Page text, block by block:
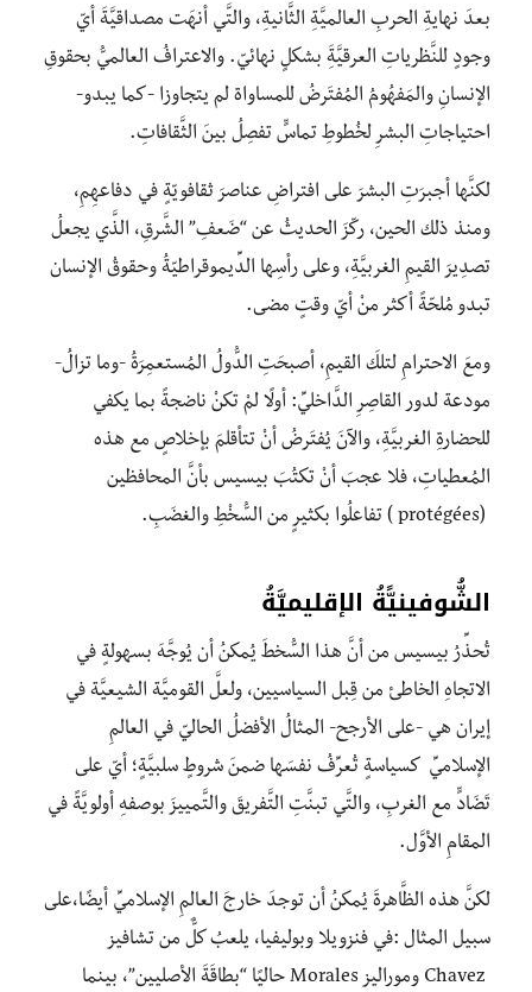
بعدَ نهايةِ الحربِ العالميَّةِ الثَّانيةِ، والتَّي أنهَت مصداقيَّةَ أيّ
وجودٍ للنَّظرياتِ العرقيَّةَِ بشكلٍ نهائيّ. والاعترافُ العالميُّ بحقوقِ
الإنسانِ والمَفهُومُ المُفتَرضُ للمساواة لم يتجاوزا -كما يبدو-
احتياجاتِ البشرِ لخُطوطِ تماسٍّ تفصِلُ بينَ الثَّقافاتِ.
لكنَّها أجبرَتِ البشرَ على افتراضِ عناصرَ ثقافويّةٍ في دفاعهِمِ،
ومنذ ذلك الحين، ركّزَ الحديثُ عن “ضَعفِ” الشَّرقِ، الذَّي يجعلُ
تصدِيرَ القيمِ الغربيَّةِ، وعلى رأسِها الدِّيموقراطيّةُ وحقوقُ الإنسان
تبدو مُلحّةً أكثر منْ أيّ وقتٍ مضى.
ومعَ الاحترامِ لتلكَ القيمِ، أصبحَتِ الدُّولُ المُستعمِرَةُ -وما تزالُ-
مودعة لدور القاصِرِ الدَّاخليِّ: أولًا لمْ تكنْ ناضجةً بما يكفي
للحضارةِ الغربيَّةِ، والآنَ يُفتَرضُ أنْ تتأقلمَ بإخلاصٍ مع هذه
المُعطياتِ، فلا عجبَ أنْ تكتُبَ بيسيس بأنَّ المحافظين
(protégées ) تفاعلُوا بكثيرٍ من السُّخْطِ والغضَبِ.
الشُّوفينيًّةُ الإقليميَّةُ
تُحذِّرُ بيسيس من أنَّ هذا السُّخطَ يُمكنُ أن يُوجَّهَ بسهولةٍ في
الاتجاهِ الخاطئ من قِبل السياسيين، ولعلَّ القوميَّة الشيعيَّة في
إيران هي -على الأرجح- المثالُ الأفضلُ الحاليّ في العالمِ
الإسلاميِّ كسياسةٍ تُعرِّفُ نفسَها ضمنَ شروطٍ سلبيَّةٍ؛ أيّ على
تَضَادٍّ مع الغربِ، والتَّي تبنَّتِ التَّفريقَ والتَّمييزَ بوصفهِ أولويَّةً في
المقامِ الأوَّل.
لكنَّ هذه الظَّاهرةَ يُمكنُ أن توجدَ خارجَ العالمِ الإسلاميِّ أيضًا،على
سبيل المثال :في فنزويلا وبوليفيا، يلعبُ كلٌّ من تشافيز
Chavez وموراليز Morales حاليًا “بطاقَةَ الأصليين”، بينما